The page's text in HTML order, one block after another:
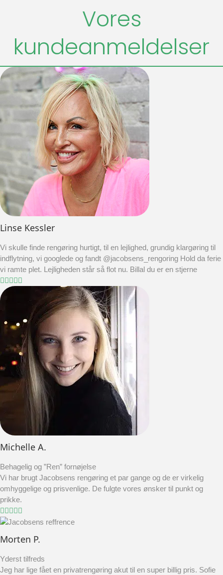
Vores
kundeanmeldelser
Linse Kessler
Vi skulle finde rengøring hurtigt, til en lejlighed, grundig klargøring til
indflytning, vi googlede og fandt @jacobsens_rengoring Hold da ferie
vi ramte plet. Lejligheden står så flot nu. Billal du er en stjerne
Michelle A.
Behagelig og ”Ren” fornøjelse
Vi har brugt Jacobsens rengøring et par gange og de er virkelig
omhyggelige og prisvenlige. De fulgte vores ønsker til punkt og
prikke.
Morten P.
Yderst tilfreds
Jeg har lige fået en privatrengøring akut til en super billig pris. Sofie